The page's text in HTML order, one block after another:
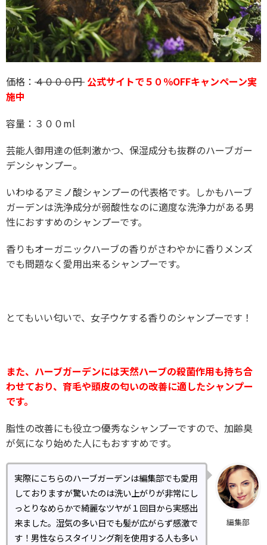
価格： ４０００円 公式サイトで５０％OFFキャンペーン実
施中
容量：３００ml
芸能人御用達の低刺激かつ、保湿成分も抜群のハーブガー
デンシャンプー。
いわゆるアミノ酸シャンプーの代表格です。しかもハーブ
ガーデンは洗浄成分が弱酸性なのに適度な洗浄力がある男
性におすすめのシャンプーです。
香りもオーガニックハーブの香りがさわやかに香りメンズ
でも問題なく愛用出来るシャンプーです。
とてもいい匂いで、女子ウケする香りのシャンプーです！
また、ハーブガーデンには天然ハーブの殺菌作用も持ち合
わせており、育毛や頭皮の匂いの改善に適したシャンプー
です。
脂性の改善にも役立つ優秀なシャンプーですので、加齢臭
が気になり始めた人にもおすすめです。
編集部
実際にこちらのハーブガーデンは編集部でも愛用
しておりますが驚いたのは洗い上がりが非常にし
っとりなめらかで綺麗なツヤが１回目から実感出
来ました。湿気の多い日でも髪が広がらず感激で
す！男性ならスタイリング剤を使用する人も多い